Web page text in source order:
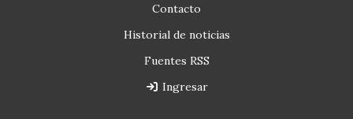
Contacto
Historial de noticias
Fuentes RSS
Ingresar